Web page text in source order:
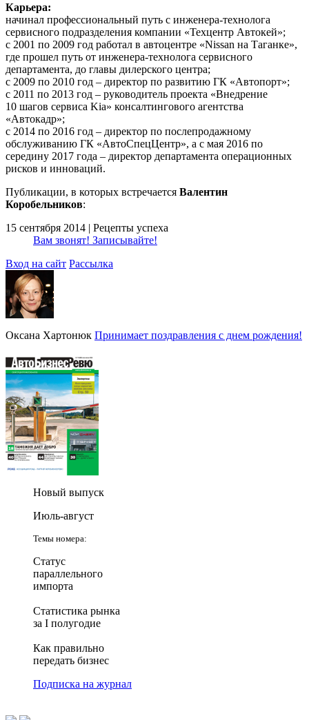
Карьера:
начинал профессиональный путь с инженера-технолога
сервисного подразделения компании «Техцентр Автокей»;
с 2001 по 2009 год работал в автоцентре «Nissan на Таганке»,
где прошел путь от инженера-технолога сервисного
департамента, до главы дилерского центра;
с 2009 по 2010 год – директор по развитию ГК «Автопорт»;
с 2011 по 2013 год – руководитель проекта «Внедрение
10 шагов сервиса Kia» консалтингового агентства
«Автокадр»;
с 2014 по 2016 год – директор по послепродажному
обслуживанию ГК «АвтоСпецЦентр», а с мая 2016 по
середину 2017 года – директор департамента операционных
рисков и инноваций.
Публикации, в которых встречается Валентин
Коробельников:
15 сентября 2014 | Рецепты успеха
Вам звонят! Записывайте!
Вход на сайт Рассылка
Оксана Хартонюк Принимает поздравления с днем рождения!
Новый выпуск
Июль-август
Темы номера:
Статус
параллельного
импорта
Статистика рынка
за I полугодие
Как правильно
передать бизнес
Подписка на журнал